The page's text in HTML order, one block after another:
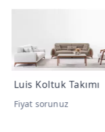
Luis Berjer
Fiyat sorunuz